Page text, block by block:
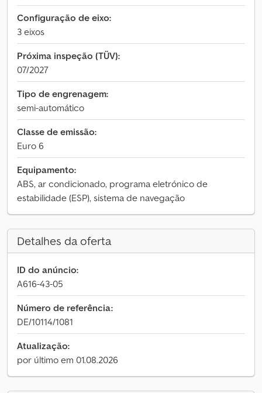
Configuração de eixo:
3 eixos
Próxima inspeção (TÜV):
07/2027
Tipo de engrenagem:
semi-automático
Classe de emissão:
Euro 6
Equipamento:
ABS, ar condicionado, programa eletrónico de
estabilidade (ESP), sistema de navegação
Detalhes da oferta
ID do anúncio:
A616-43-05
Número de referência:
DE/10114/1081
Atualização:
por último em 01.08.2026